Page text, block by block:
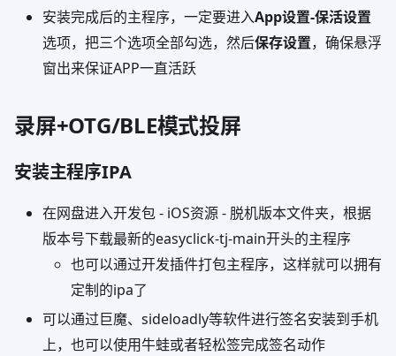
安装完成后的主程序，一定要进入App设置-保活设置
选项，把三个选项全部勾选，然后保存设置，确保悬浮
窗出来保证APP一直活跃
录屏+OTG/BLE模式投屏
安装主程序IPA
在网盘进入开发包 - iOS资源 - 脱机版本文件夹，根据
版本号下载最新的easyclick-tj-main开头的主程序
也可以通过开发插件打包主程序，这样就可以拥有
定制的ipa了
可以通过巨魔、sideloadly等软件进行签名安装到手机
上，也可以使用牛蛙或者轻松签完成签名动作